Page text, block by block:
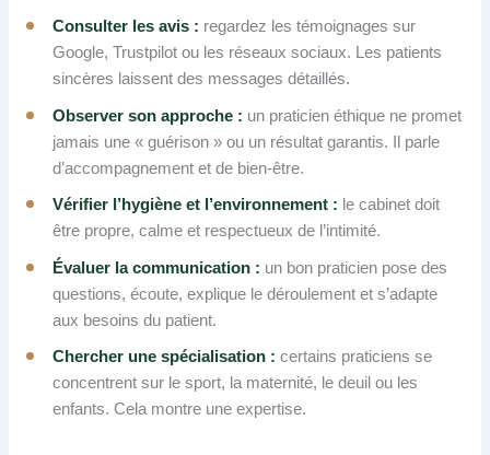
Consulter les avis : regardez les témoignages sur
Google, Trustpilot ou les réseaux sociaux. Les patients
sincères laissent des messages détaillés.
Observer son approche : un praticien éthique ne promet
jamais une « guérison » ou un résultat garantis. Il parle
d’accompagnement et de bien-être.
Vérifier l’hygiène et l’environnement : le cabinet doit
être propre, calme et respectueux de l’intimité.
Évaluer la communication : un bon praticien pose des
questions, écoute, explique le déroulement et s’adapte
aux besoins du patient.
Chercher une spécialisation : certains praticiens se
concentrent sur le sport, la maternité, le deuil ou les
enfants. Cela montre une expertise.